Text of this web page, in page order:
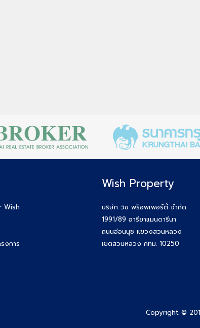
Wish
งการ
Wish Property
บริษัท วิช พร็อพเพอร์ตี้ จำกัด
1991/89 อารียาแมนดารีนา
ถนนอ่อนนุช แขวงสวนหลวง
เขตสวนหลวง กทม. 10250
Copyright ©